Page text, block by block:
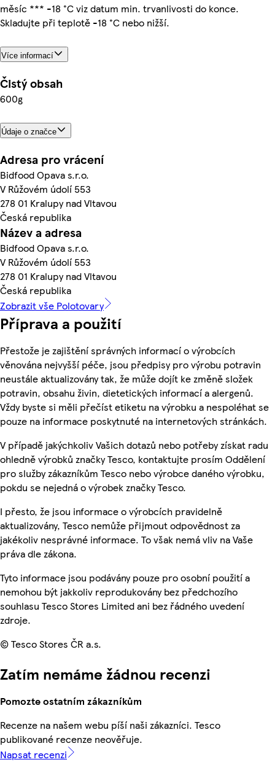
měsíc *** -18 °C viz datum min. trvanlivosti do konce.
Skladujte při teplotě -18 °C nebo nižší.
Více informací
Čistý obsah
600g
Údaje o značce
Adresa pro vrácení
Bidfood Opava s.r.o.
V Růžovém údolí 553
278 01 Kralupy nad Vltavou
Česká republika
Název a adresa
Bidfood Opava s.r.o.
V Růžovém údolí 553
278 01 Kralupy nad Vltavou
Česká republika
Zobrazit vše Polotovary
Příprava a použití
Přestože je zajištění správných informací o výrobcích
věnována nejvyšší péče, jsou předpisy pro výrobu potravin
neustále aktualizovány tak, že může dojít ke změně složek
potravin, obsahu živin, dietetických informací a alergenů.
Vždy byste si měli přečíst etiketu na výrobku a nespoléhat se
pouze na informace poskytnuté na internetových stránkách.
V případě jakýchkoliv Vašich dotazů nebo potřeby získat radu
ohledně výrobků značky Tesco, kontaktujte prosím Oddělení
pro služby zákazníkům Tesco nebo výrobce daného výrobku,
pokdu se nejedná o výrobek značky Tesco.
I přesto, že jsou informace o výrobcích pravidelně
aktualizovány, Tesco nemůže přijmout odpovědnost za
jakékoliv nesprávné informace. To však nemá vliv na Vaše
práva dle zákona.
Tyto informace jsou podávány pouze pro osobní použití a
nemohou být jakkoliv reprodukovány bez předchozího
souhlasu Tesco Stores Limited ani bez řádného uvedení
zdroje.
© Tesco Stores ČR a.s.
Zatím nemáme žádnou recenzi
Pomozte ostatním zákazníkům
Recenze na našem webu píší naši zákazníci. Tesco
publikované recenze neověřuje.
Napsat recenzi